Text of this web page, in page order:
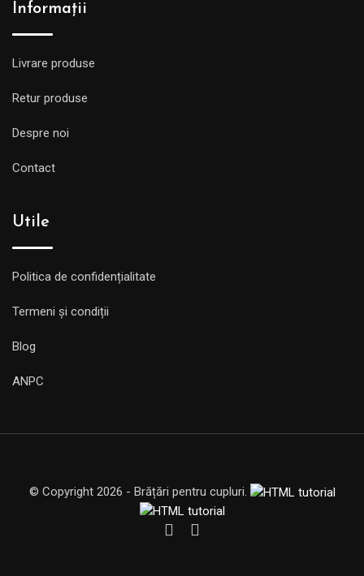
Informații
Livrare produse
Retur produse
Despre noi
Contact
Utile
Politica de confidențialitate
Termeni și condiții
Blog
ANPC
© Copyright 2026 - Brățări pentru cupluri.